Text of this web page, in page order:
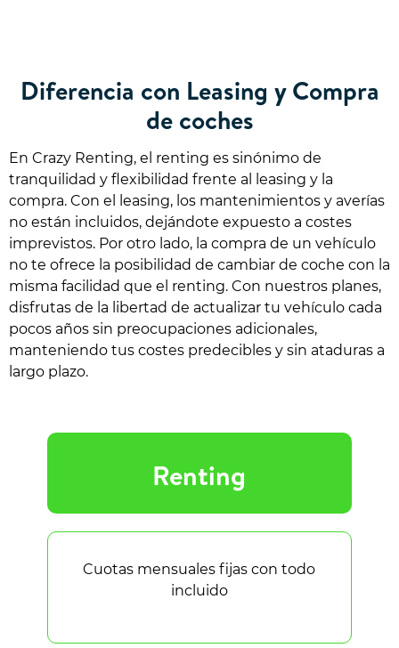
Diferencia con Leasing y Compra
de coches
En Crazy Renting, el renting es sinónimo de
tranquilidad y flexibilidad frente al leasing y la
compra. Con el leasing, los mantenimientos y averías
no están incluidos, dejándote expuesto a costes
imprevistos. Por otro lado, la compra de un vehículo
no te ofrece la posibilidad de cambiar de coche con la
misma facilidad que el renting. Con nuestros planes,
disfrutas de la libertad de actualizar tu vehículo cada
pocos años sin preocupaciones adicionales,
manteniendo tus costes predecibles y sin ataduras a
largo plazo.
Renting
Cuotas mensuales fijas con todo
incluido